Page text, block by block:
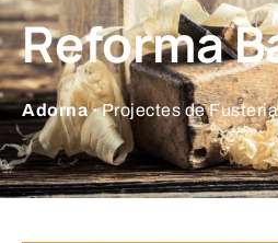
Reforma
Adorna ·Projectes de